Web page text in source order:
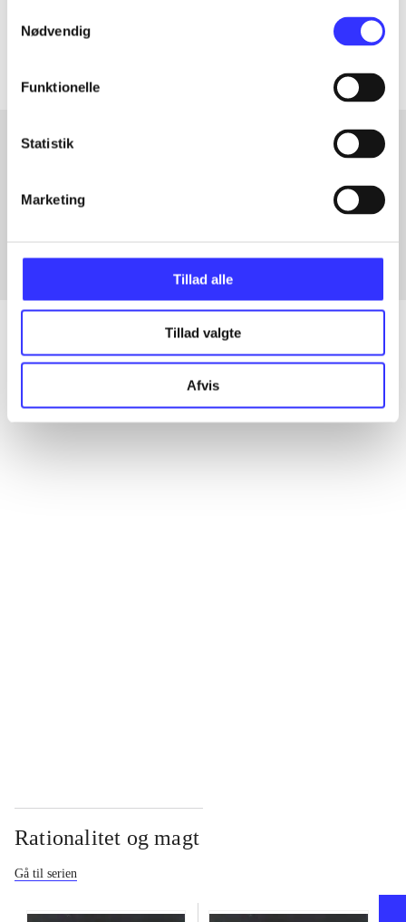
Nødvendig
Funktionelle
Statistik
Marketing
Tillad alle
Tillad valgte
Afvis
Artiklerne i
Fra
Alle registrerede artikler fordelt på udgivelser
Rationalitet og magt
Gå til serien